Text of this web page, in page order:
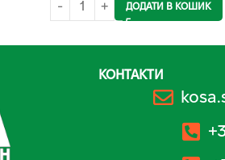
ДОДАТИ В КОШИК
КОНТАКТИ